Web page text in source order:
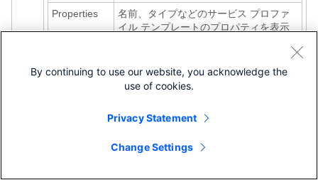
Properties
名前、タイプなどのサービス プロファ
イル テンプレートのプロパティを表示
域：
プレートの使用を有効にします。
Clone
サービス プロファイル テンプレートの
By continuing to use our website, you acknowledge the
use of cookies.
Privacy Statement
Change Settings